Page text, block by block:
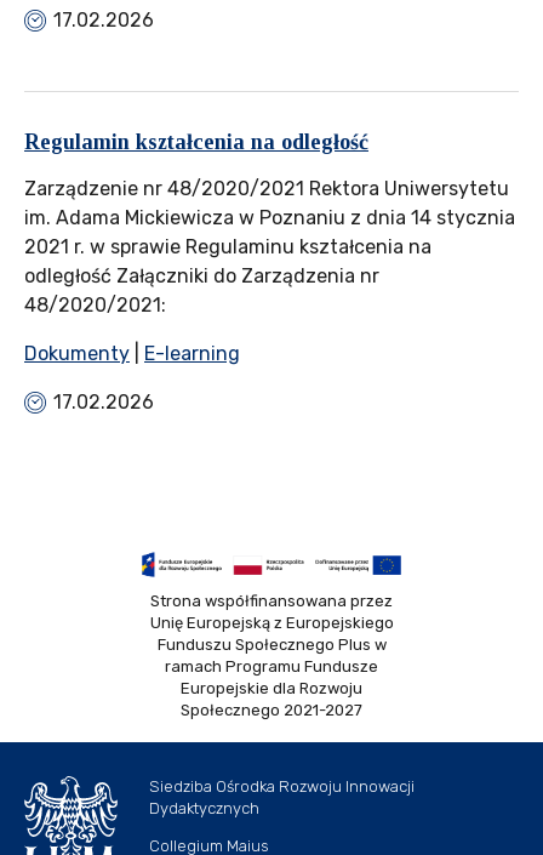
17.02.2026
Regulamin kształcenia na odległość
Zarządzenie nr 48/2020/2021 Rektora Uniwersytetu
im. Adama Mickiewicza w Poznaniu z dnia 14 stycznia
2021 r. w sprawie Regulaminu kształcenia na
odległość Załączniki do Zarządzenia nr
48/2020/2021:
Dokumenty E-learning
17.02.2026
Strona współfinansowana przez
Unię Europejską z Europejskiego
Funduszu Społecznego Plus w
ramach Programu Fundusze
Europejskie dla Rozwoju
Społecznego 2021-2027
Siedziba Ośrodka Rozwoju Innowacji
Dydaktycznych
Collegium Maius